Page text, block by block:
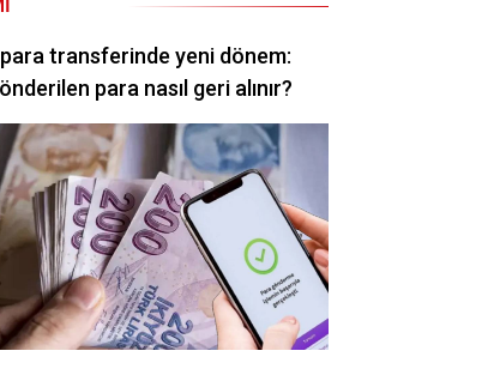
transferinde yeni dönem:
para nasıl geri alınır?